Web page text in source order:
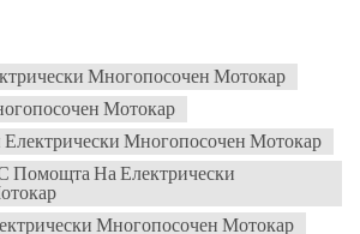
Многопосочен Мотокар
Мотокар
Многопосочен Мотокар
Помощта На Електрически
Многопосочен Мотокар